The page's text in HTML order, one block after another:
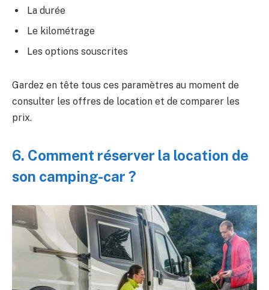
La durée
Le kilométrage
Les options souscrites
Gardez en tête tous ces paramètres au moment de
consulter les offres de location et de comparer les
prix.
6. Comment réserver la location de
son camping-car ?